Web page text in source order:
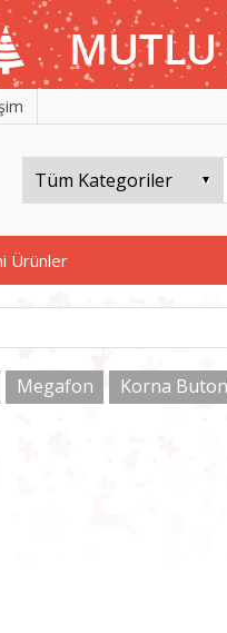
Ürünler
Megafon Korna